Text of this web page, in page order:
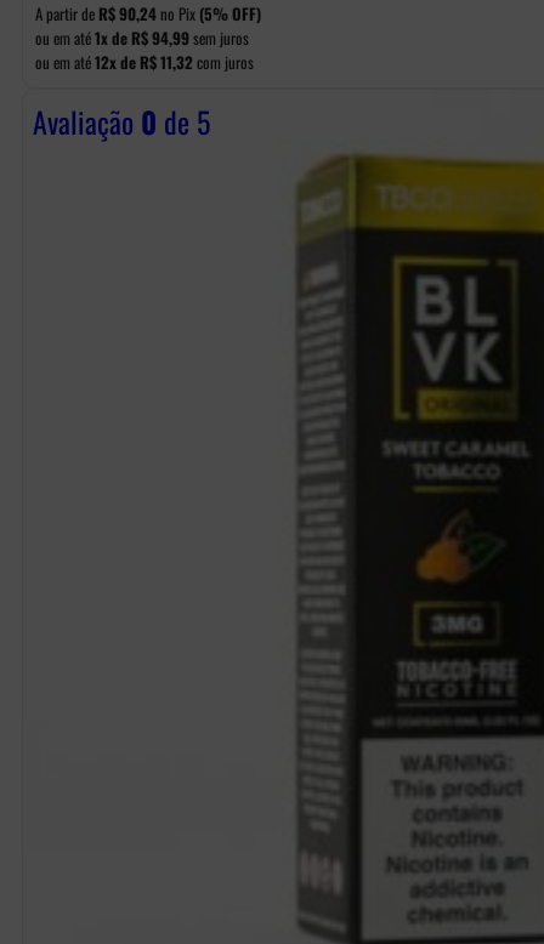
A partir de R$90,24 no Pix (5% OFF)
ou em até1x de R$94,99 sem juros
ou em até12x de R$11,32 com juros
Avaliação 0 de 5